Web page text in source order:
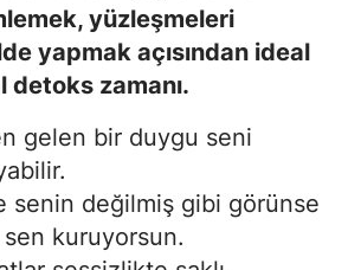
yüzleşmeleri
yapmak açısından ideal
detoks zamanı.
gelen bir duygu seni
senin değilmiş gibi görünse
sen kuruyorsun.